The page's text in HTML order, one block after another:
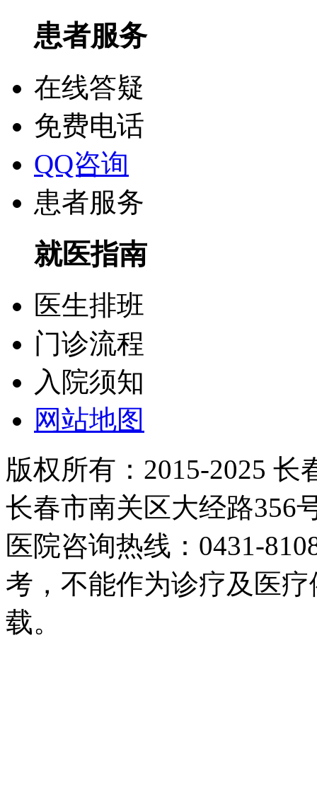
患者服务
在线答疑
免费电话
QQ咨询
患者服务
就医指南
医生排班
门诊流程
入院须知
网站地图
版权所有：2015-2025
长春市南关区大经路356
医院咨询热线：0431-
考，不能作为诊疗及医
载。